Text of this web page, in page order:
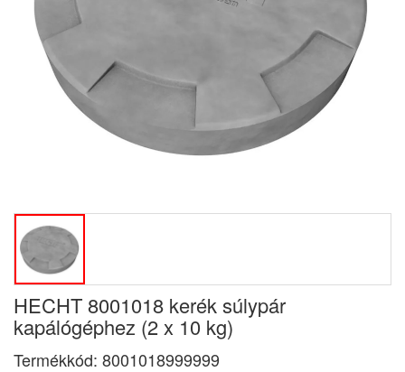
HECHT 8001018 kerék súlypár
kapálógéphez (2 x 10 kg)
Termékkód: 8001018999999